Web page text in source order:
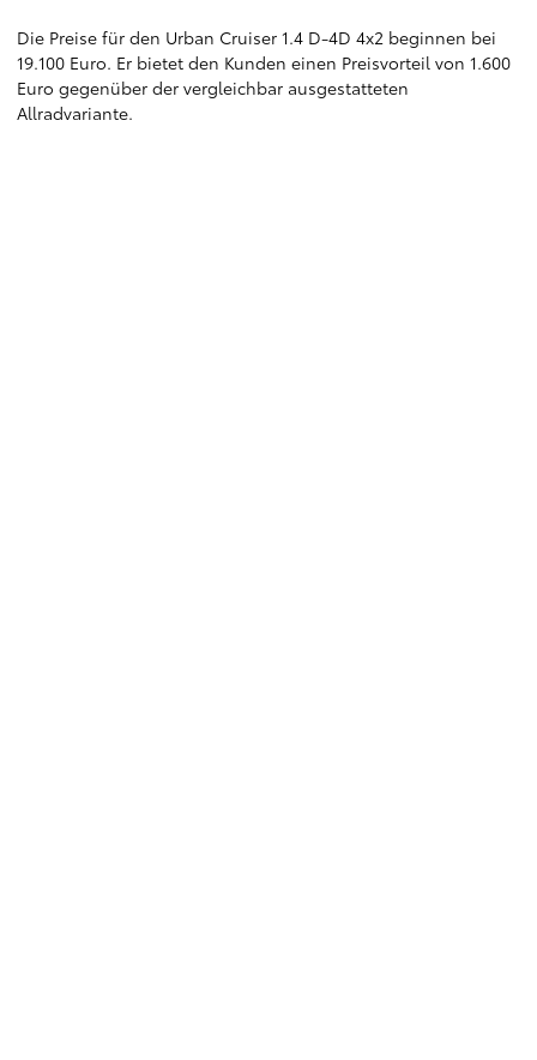
Die Preise für den Urban Cruiser 1.4 D-4D 4x2 beginnen bei
19.100 Euro. Er bietet den Kunden einen Preisvorteil von 1.600
Euro gegenüber der vergleichbar ausgestatteten
Allradvariante.